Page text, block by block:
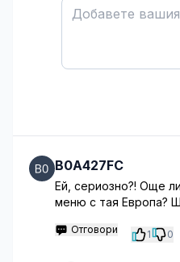
B0A427FC
Ей, сериозно?! Още
меню с тая Европа?
Отговори 1 0